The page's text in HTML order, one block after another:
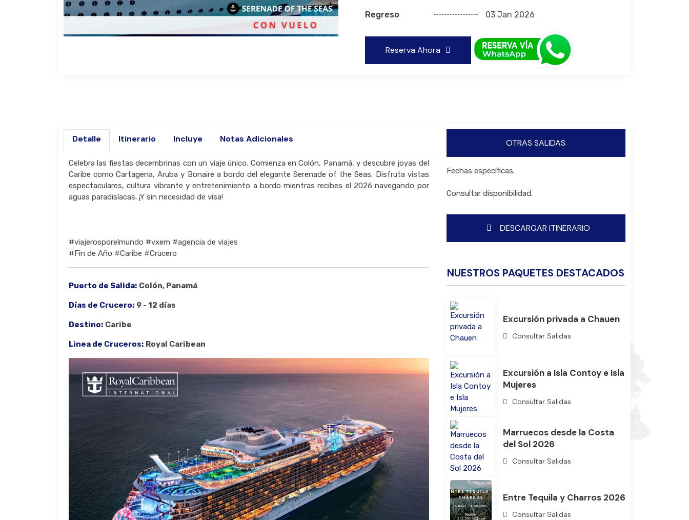
Buscar
Regreso 03 Jan 2026
Reserva Ahora
Detalle Itinerario Incluye Notas Adicionales
Celebra las fiestas decembrinas con un viaje único. Comienza en Colón, Panamá, y descubre joyas del
Caribe como Cartagena, Aruba y Bonaire a bordo del elegante Serenade of the Seas. Disfruta vistas
espectaculares, cultura vibrante y entretenimiento a bordo mientras recibes el 2026 navegando por
aguas paradisíacas. ¡Y sin necesidad de visa!
#viajerosporelmundo #vxem #agencia de viajes
#Fin de Año #Caribe #Crucero
Puerto de Salida: Colón, Panamá
Días de Crucero: 9 - 12 días
Destino: Caribe
Linea de Cruceros: Royal Caribean
OTRAS SALIDAS
Fechas específicas.
Consultar disponibilidad.
DESCARGAR ITINERARIO
NUESTROS PAQUETES DESTACADOS
Excursión privada a Chauen
Consultar Salidas
Excursión a Isla Contoy e Isla
Mujeres
Consultar Salidas
Marruecos desde la Costa
del Sol 2026
Consultar Salidas
Entre Tequila y Charros 2026
Consultar Salidas